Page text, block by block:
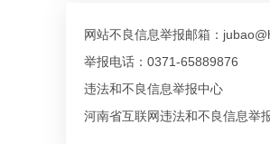
网站不良信息举报邮箱：
举报电话：0371-65889876
违法和不良信息举报中心
河南省互联网违法和不良信息举